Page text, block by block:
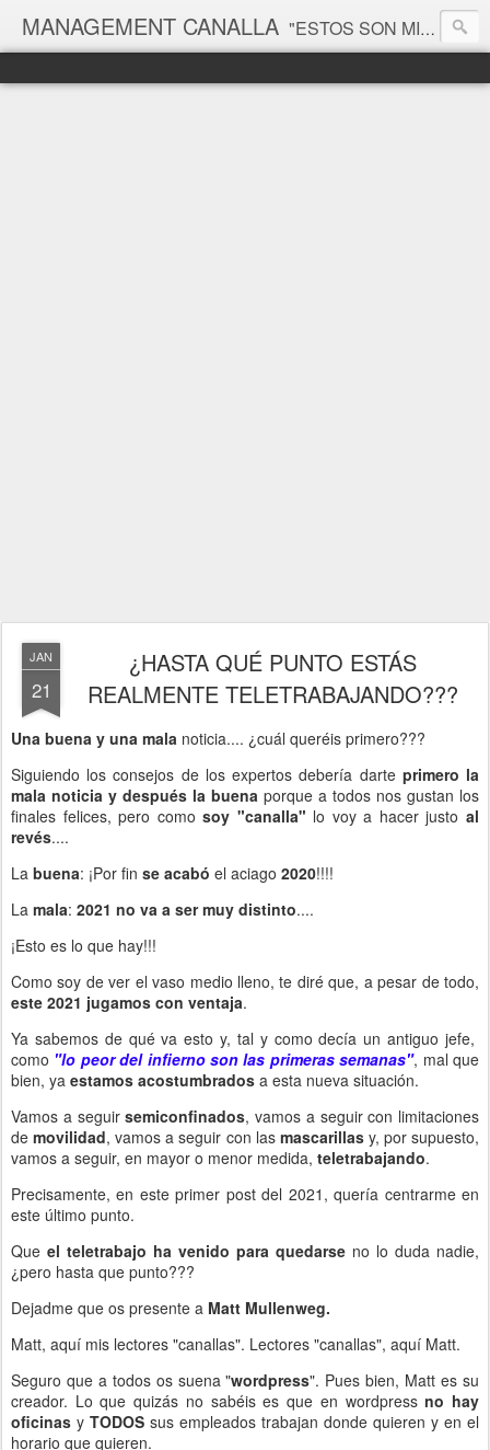
MANAGEMENT CANALLA "ESTOS SON MIS PRINCIPIOS, SI NO LE GUSTAN, TENGO OTROS" Groucho Marx
JAN
21
¿HASTA QUÉ PUNTO ESTÁS
REALMENTE TELETRABAJANDO???
Una buena y una mala noticia.... ¿cuál queréis primero???
Siguiendo los consejos de los expertos debería darte primero la
mala noticia y después la buena porque a todos nos gustan los
finales felices, pero comosoy "canalla" lo voy a hacer justoal
revés....
La buena: ¡Por fin se acabó el aciago 2020!!!!
La mala: 2021 no va a ser muy distinto....
¡Esto es lo que hay!!!
Como soy de ver el vaso medio lleno, te diré que, a pesar de todo,
este 2021 jugamos con ventaja.
Ya sabemos de qué va esto y, tal y como decía un antiguo jefe,
como "lo peor del infierno son las primeras semanas", mal que
bien, ya estamos acostumbrados a esta nueva situación.
Vamos a seguirsemiconfinados, vamos a seguir con limitaciones
demovilidad, vamos a seguir con las mascarillas y, por supuesto,
vamos a seguir, en mayor o menor medida, teletrabajando.
Precisamente, en este primer post del 2021, quería centrarme en
este último punto.
Que el teletrabajo ha venido para quedarse no lo duda nadie,
¿pero hasta que punto???
Dejadme que os presente a Matt Mullenweg.
Matt, aquí mis lectores "canallas". Lectores "canallas", aquí Matt.
Seguro que a todos os suena "wordpress". Pues bien, Matt es su
creador. Lo que quizás no sabéis es que en wordpressno hay
oficinas y TODOS sus empleados trabajan donde quieren y en el
horario que quieren.